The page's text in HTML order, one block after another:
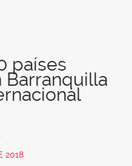
países
Barranquilla
2018